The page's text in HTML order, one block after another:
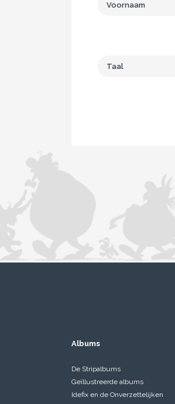
Albums
De Stripalbums
Geïllustreerde albums
Idefix en de Onverzettelijken